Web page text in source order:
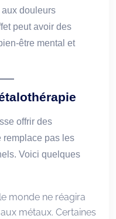
douleurs
peut avoir des
être mental et
offrir des
remplace pas les
Voici quelques
monde ne réagira
métaux. Certaines